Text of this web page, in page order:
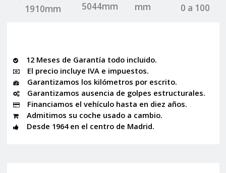
1910mm 5044mm mm 0 a 100
12 Meses de Garantía todo incluido.
El precio incluye IVA e impuestos.
Garantizamos los kilómetros por escrito.
Garantizamos ausencia de golpes estructurales.
Financiamos el vehículo hasta en diez años.
Admitimos su coche usado a cambio.
Desde 1964 en el centro de Madrid.